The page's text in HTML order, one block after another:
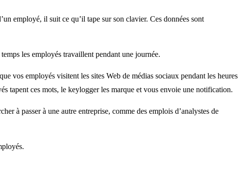
employé, il suit ce qu’il tape sur son clavier. Ces données sont
les employés travaillent pendant une journée.
vos employés visitent les sites Web de médias sociaux pendant les heures
tapent ces mots, le keylogger les marque et vous envoie une notification.
à passer à une autre entreprise, comme des emplois d’analystes de